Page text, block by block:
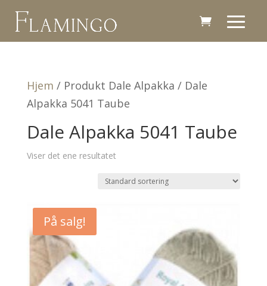
Hjem / Produkt Dale Alpakka / Dale
Alpakka 5041 Taube
Dale Alpakka 5041 Taube
Viser det ene resultatet
På salg!